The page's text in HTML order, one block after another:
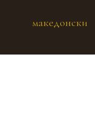
македонски